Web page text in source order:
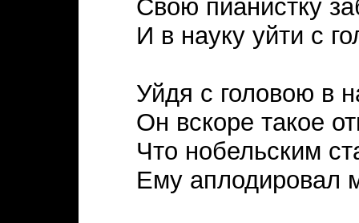
Свою пианистку
И в науку уйти с
Уйдя с головою в
Он вскоре такое
Что нобельским
Ему аплодировал